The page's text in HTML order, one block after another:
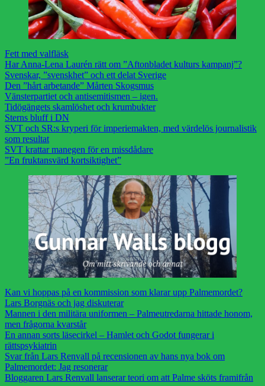
Fett med valfläsk
Har Anna-Lena Laurén rätt om ”Aftonbladet kulturs kampanj”?
Svenskar, ”svenskhet” och ett delat Sverige
Den ”hårt arbetande” Mårten Skogsmus
Vänsterpartiet och antisemitismen – igen.
Tidögängets skamlöshet och krumbukter
Sterns bluff i DN
SVT och SR:s kryperi för imperiemakten, med värdelös journalistik
som resultat
SVT krattar manegen för en missdådare
”En fruktansvärd kortsiktighet”
Kan vi hoppas på en kommission som klarar upp Palmemordet?
Lars Borgnäs och jag diskuterar
Mannen i den militära uniformen – Palmeutredarna hittade honom,
men frågorna kvarstår
En annan sorts läsecirkel – Hamlet och Godot fungerar i
rättspsykiatrin
Svar från Lars Renvall på recensionen av hans nya bok om
Palmemordet: Jag resonerar
Bloggaren Lars Renvall lanserar teori om att Palme sköts framifrån